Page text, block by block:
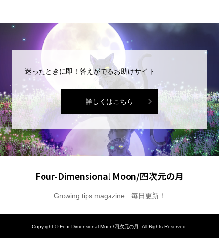
迷ったときに即！答えがでるお助けサイト
詳しくはこちら
Four-Dimensional Moon/四次元の月
Growing tips magazine 毎日更新！
Copyright ©Four-Dimensional Moon/四次元の月. All Rights Reserved.